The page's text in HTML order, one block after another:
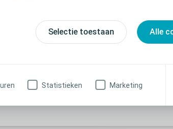
Selectie toestaan Alle
Statistieken Marketing
Gedeeltelijk transparant. Geschikt
Comfeel Plus Contour